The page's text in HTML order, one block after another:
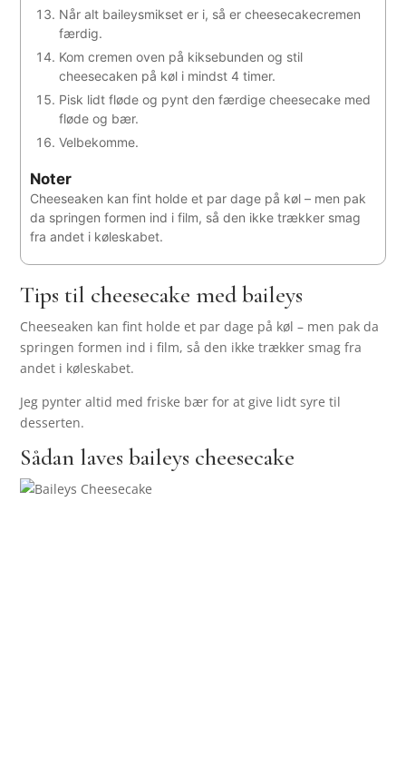
Når alt baileysmikset er i, så er cheesecakecremen
færdig.
Kom cremen oven på kiksebunden og stil
cheesecaken på køl i mindst 4 timer.
Pisk lidt fløde og pynt den færdige cheesecake med
fløde og bær.
Velbekomme.
Noter
Cheeseaken kan fint holde et par dage på køl – men pak
da springen formen ind i film, så den ikke trækker smag
fra andet i køleskabet.
Tips til cheesecake med baileys
Cheeseaken kan fint holde et par dage på køl – men pak da
springen formen ind i film, så den ikke trækker smag fra
andet i køleskabet.
Jeg pynter altid med friske bær for at give lidt syre til
desserten.
Sådan laves baileys cheesecake